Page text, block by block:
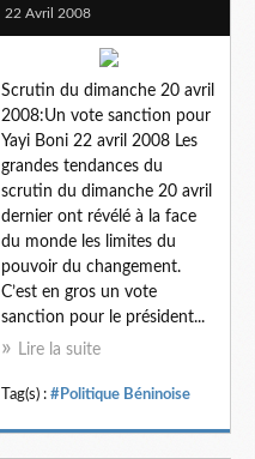
22 Avril 2008
Scrutin du dimanche 20 avril
2008:Un vote sanction pour
Yayi Boni 22 avril 2008 Les
grandes tendances du
scrutin du dimanche 20 avril
dernier ont révélé à la face
du monde les limites du
pouvoir du changement.
C’est en gros un vote
sanction pour le président...
Lire la suite
Tag(s) : #Politique Béninoise